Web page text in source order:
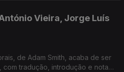
Vieira, Jorge Luís
de Adam Smith, acaba de ser
com tradução, introdução e notas